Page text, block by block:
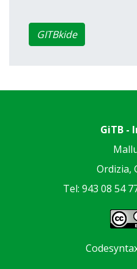
GITBkide
GiTB -
Ordizia,
Tel: 943 08 54